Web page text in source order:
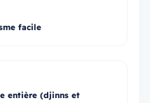
facile
entière (djinns et